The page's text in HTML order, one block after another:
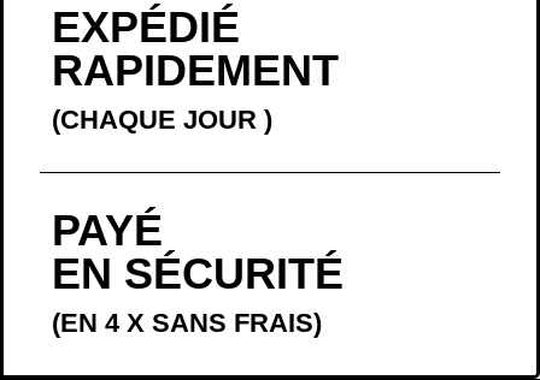
EXPÉDIÉ
RAPIDEMENT
(CHAQUE JOUR )
PAYÉ
EN SÉCURITÉ
(EN 4 X SANS FRAIS)